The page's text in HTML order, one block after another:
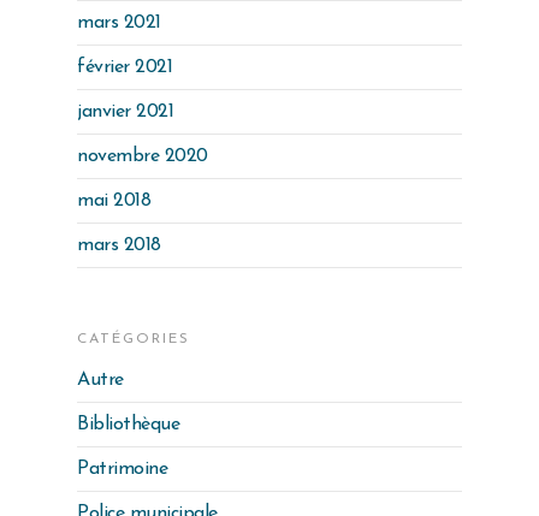
mars 2021
février 2021
janvier 2021
novembre 2020
mai 2018
mars 2018
CATÉGORIES
Autre
Bibliothèque
Patrimoine